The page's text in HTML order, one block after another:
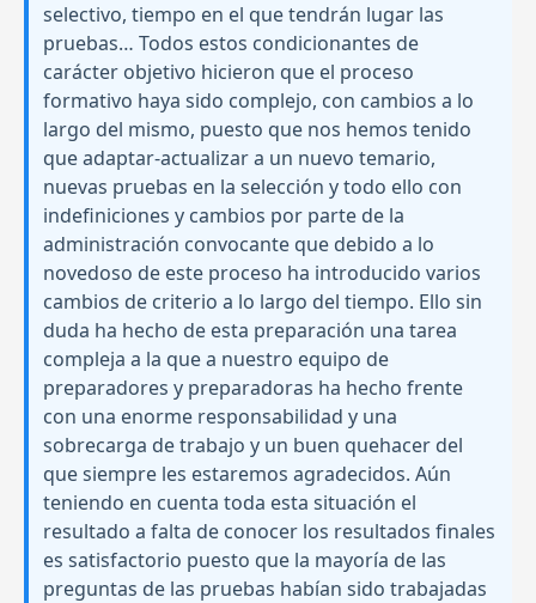
selectivo, tiempo en el que tendrán lugar las
pruebas… Todos estos condicionantes de
carácter objetivo hicieron que el proceso
formativo haya sido complejo, con cambios a lo
largo del mismo, puesto que nos hemos tenido
que adaptar-actualizar a un nuevo temario,
nuevas pruebas en la selección y todo ello con
indefiniciones y cambios por parte de la
administración convocante que debido a lo
novedoso de este proceso ha introducido varios
cambios de criterio a lo largo del tiempo. Ello sin
duda ha hecho de esta preparación una tarea
compleja a la que a nuestro equipo de
preparadores y preparadoras ha hecho frente
con una enorme responsabilidad y una
sobrecarga de trabajo y un buen quehacer del
que siempre les estaremos agradecidos. Aún
teniendo en cuenta toda esta situación el
resultado a falta de conocer los resultados finales
es satisfactorio puesto que la mayoría de las
preguntas de las pruebas habían sido trabajadas